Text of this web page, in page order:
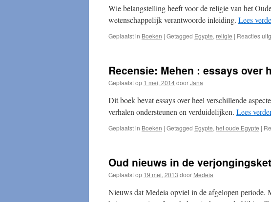
Wie belangstelling heeft voor de religie van het
wetenschappelijk verantwoorde inleiding. Lees
Geplaatst in Boeken | Getagged Egypte, religie | Reacties
Recensie: Mehen : essays over
Geplaatst op 1 mei, 2014doorJana
Dit boek bevat essays over heel verschillende
verhalen ondersteunen en verduidelijken. Lees
Geplaatst in Boeken | Getagged Egypte, het oude Egypte |
Oud nieuws in de
Geplaatst op 19 mei, 2013 door Medeia
Nieuws dat Medeia opviel in de afgelopen periode.